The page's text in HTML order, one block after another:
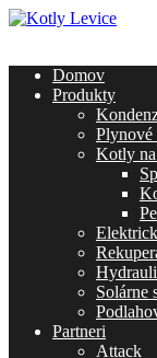
Domov
Produkty
Plynové
Kotly
Solárne
Partneri
Attack